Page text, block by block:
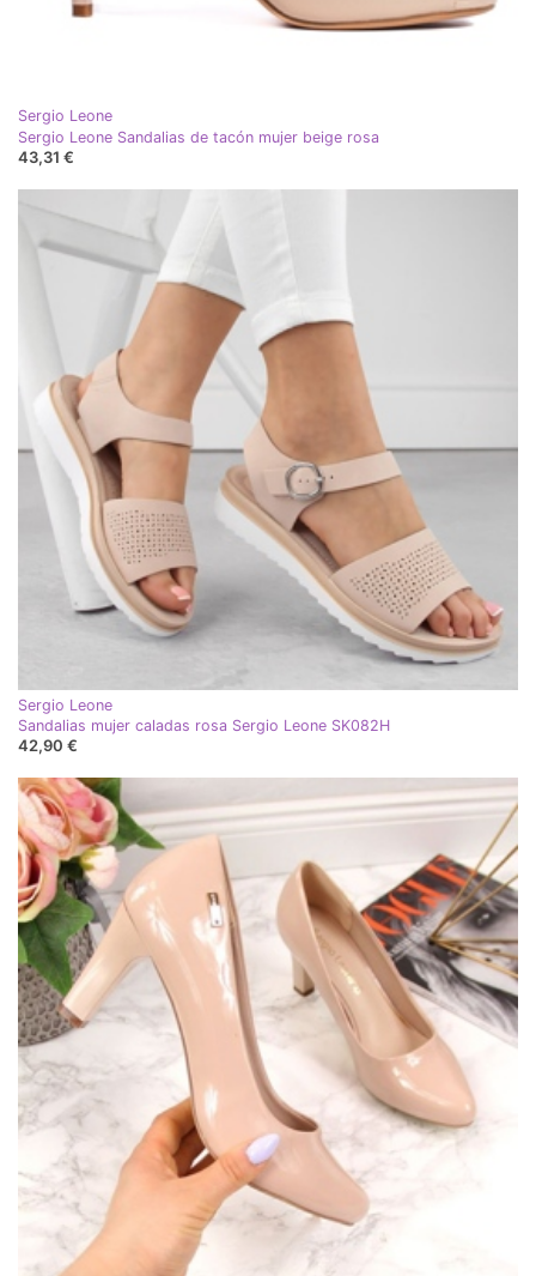
Sergio Leone
Sergio Leone Sandalias de tacón mujer beige rosa
43,31 €
Sergio Leone
Sandalias mujer caladas rosa Sergio Leone SK082H
42,90 €